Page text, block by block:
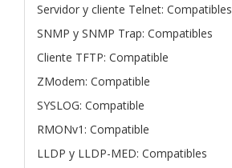
Servidor y cliente Telnet: Compatibles
SNMP y SNMP Trap: Compatibles
Cliente TFTP: Compatible
ZModem: Compatible
SYSLOG: Compatible
RMONv1: Compatible
LLDP y LLDP-MED: Compatibles